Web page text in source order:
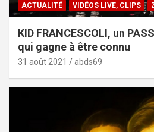
ACTUALITÉ VIDÉOS LIVE, CLIPS
KID FRANCESCOLI, un
qui gagne à être connu
31 août 2021 abds69